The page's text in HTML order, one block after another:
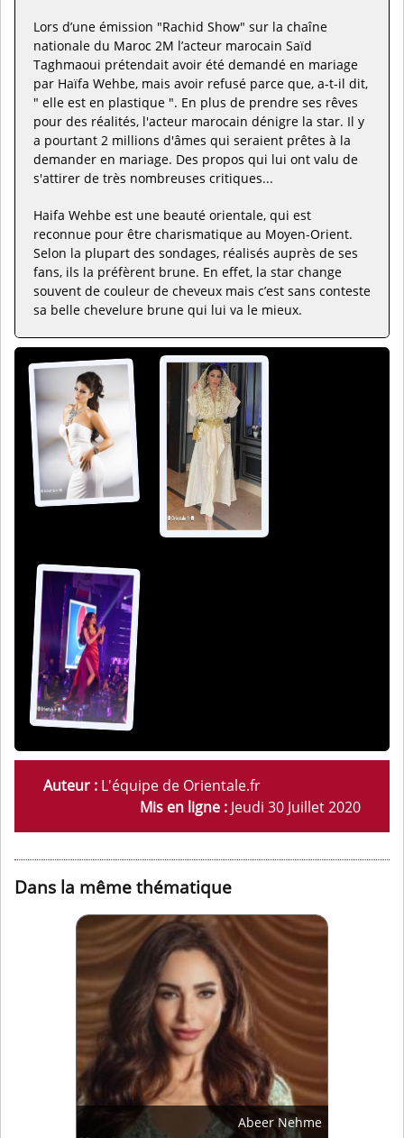
Lors d’une émission "Rachid Show" sur la chaîne
nationale du Maroc 2M l’acteur marocain Saïd
Taghmaoui prétendait avoir été demandé en mariage
par Haïfa Wehbe, mais avoir refusé parce que, a-t-il dit,
" elle est en plastique ". En plus de prendre ses rêves
pour des réalités, l'acteur marocain dénigre la star. Il y
a pourtant 2 millions d'âmes qui seraient prêtes à la
demander en mariage. Des propos qui lui ont valu de
s'attirer de très nombreuses critiques...
Haifa Wehbe est une beauté orientale, qui est
reconnue pour être charismatique au Moyen-Orient.
Selon la plupart des sondages, réalisés auprès de ses
fans, ils la préfèrent brune. En effet, la star change
souvent de couleur de cheveux mais c’est sans conteste
sa belle chevelure brune qui lui va le mieux.
Auteur : L'équipe de Orientale.fr
Mis en ligne : Jeudi 30 Juillet 2020
Dans la même thématique
Abeer Nehme